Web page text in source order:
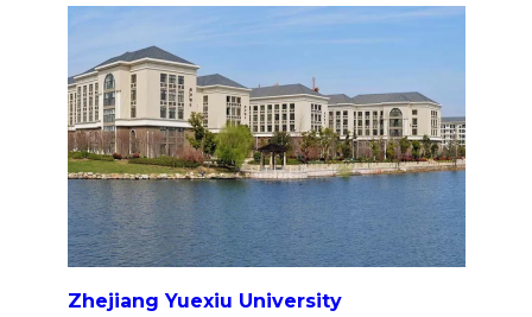
Zhejiang Yuexiu University